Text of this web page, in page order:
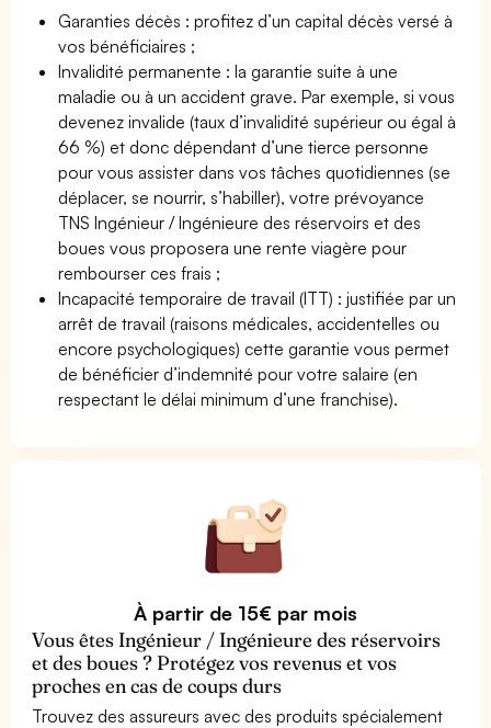
Garanties décès : profitez d’un capital décès versé à
vos bénéficiaires ;
Invalidité permanente : la garantie suite à une
maladie ou à un accident grave. Par exemple, si vous
devenez invalide (taux d’invalidité supérieur ou égal à
66 %) et donc dépendant d’une tierce personne
pour vous assister dans vos tâches quotidiennes (se
déplacer, se nourrir, s’habiller), votre prévoyance
TNS Ingénieur / Ingénieure des réservoirs et des
boues vous proposera une rente viagère pour
rembourser ces frais ;
Incapacité temporaire de travail (ITT) : justifiée par un
arrêt de travail (raisons médicales, accidentelles ou
encore psychologiques) cette garantie vous permet
de bénéficier d’indemnité pour votre salaire (en
respectant le délai minimum d’une franchise).
À partir de 15€ par mois
Vous êtes Ingénieur / Ingénieure des réservoirs
et des boues ? Protégez vos revenus et vos
proches en cas de coups durs
Trouvez des assureurs avec des produits spécialement